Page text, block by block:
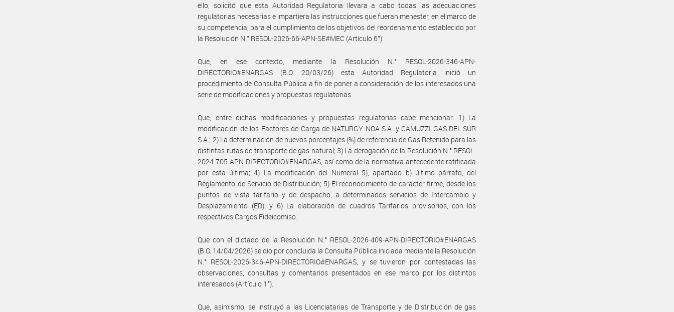
ello, solicitó que esta Autoridad Regulatoria llevara a cabo todas las adecuaciones
regulatorias necesarias e impartiera las instrucciones que fueran menester, en el marco de
su competencia, para el cumplimiento de los objetivos del reordenamiento establecido por
la Resolución N.° RESOL-2026-66-APN-SE#MEC (Artículo 6°).
Que, en ese contexto, mediante la Resolución N.° RESOL-2026-346-APN-
DIRECTORIO#ENARGAS (B.O. 20/03/26) esta Autoridad Regulatoria inició un
procedimiento de Consulta Pública a fin de poner a consideración de los interesados una
serie de modificaciones y propuestas regulatorias.
Que, entre dichas modificaciones y propuestas regulatorias cabe mencionar: 1) La
modificación de los Factores de Carga de NATURGY NOA S.A. y CAMUZZI GAS DEL SUR
S.A.; 2) La determinación de nuevos porcentajes (%) de referencia de Gas Retenido para las
distintas rutas de transporte de gas natural; 3) La derogación de la Resolución N.° RESOL-
2024-705-APN-DIRECTORIO#ENARGAS, así como de la normativa antecedente ratificada
por esta última; 4) La modificación del Numeral 5), apartado b) último párrafo, del
Reglamento de Servicio de Distribución; 5) El reconocimiento de carácter firme, desde los
puntos de vista tarifario y de despacho, a determinados servicios de Intercambio y
Desplazamiento (ED); y 6) La elaboración de cuadros Tarifarios provisorios, con los
respectivos Cargos Fideicomiso.
Que con el dictado de la Resolución N.° RESOL-2026-409-APN-DIRECTORIO#ENARGAS
(B.O. 14/04/2026) se dio por concluida la Consulta Pública iniciada mediante la Resolución
N.° RESOL-2026-346-APN-DIRECTORIO#ENARGAS, y se tuvieron por contestadas las
observaciones, consultas y comentarios presentados en ese marco por los distintos
interesados (Artículo 1°).
Que, asimismo, se instruyó a las Licenciatarias de Transporte y de Distribución de gas